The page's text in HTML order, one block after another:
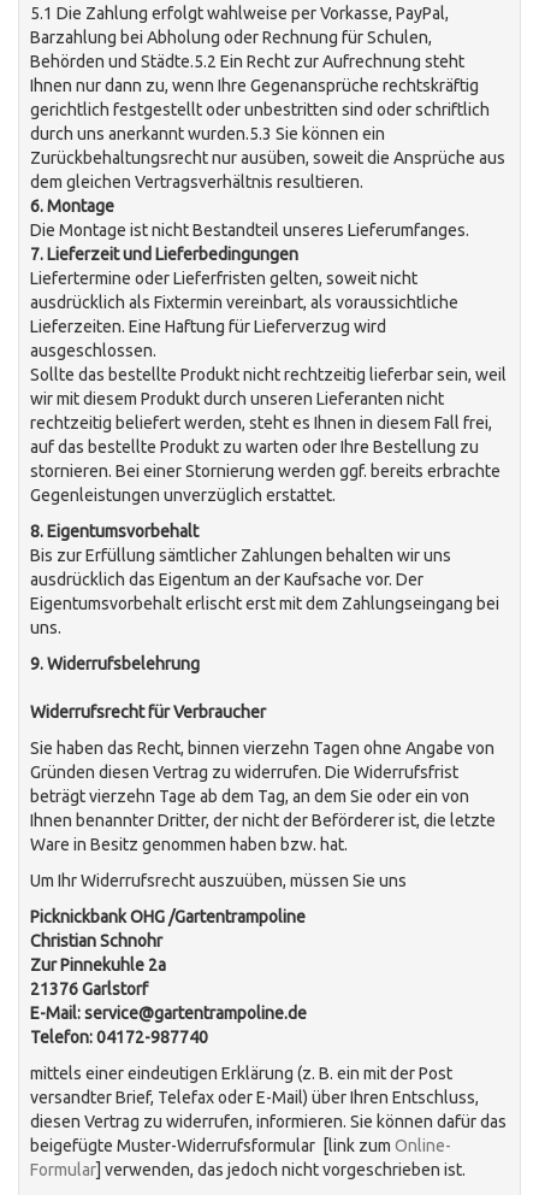
5.1 Die Zahlung erfolgt wahlweise per Vorkasse, PayPal,
Barzahlung bei Abholung oder Rechnung für Schulen,
Behörden und Städte.5.2 Ein Recht zur Aufrechnung steht
Ihnen nur dann zu, wenn Ihre Gegenansprüche rechtskräftig
gerichtlich festgestellt oder unbestritten sind oder schriftlich
durch uns anerkannt wurden.5.3 Sie können ein
Zurückbehaltungsrecht nur ausüben, soweit die Ansprüche aus
dem gleichen Vertragsverhältnis resultieren.
6. Montage
Die Montage ist nicht Bestandteil unseres Lieferumfanges.
7. Lieferzeit und Lieferbedingungen
Liefertermine oder Lieferfristen gelten, soweit nicht
ausdrücklich als Fixtermin vereinbart, als voraussichtliche
Lieferzeiten. Eine Haftung für Lieferverzug wird
ausgeschlossen.
Sollte das bestellte Produkt nicht rechtzeitig lieferbar sein, weil
wir mit diesem Produkt durch unseren Lieferanten nicht
rechtzeitig beliefert werden, steht es Ihnen in diesem Fall frei,
auf das bestellte Produkt zu warten oder Ihre Bestellung zu
stornieren. Bei einer Stornierung werden ggf. bereits erbrachte
Gegenleistungen unverzüglich erstattet.
8. Eigentumsvorbehalt
Bis zur Erfüllung sämtlicher Zahlungen behalten wir uns
ausdrücklich das Eigentum an der Kaufsache vor. Der
Eigentumsvorbehalt erlischt erst mit dem Zahlungseingang bei
uns.
9. Widerrufsbelehrung
Widerrufsrecht für Verbraucher
Sie haben das Recht, binnen vierzehn Tagen ohne Angabe von
Gründen diesen Vertrag zu widerrufen. Die Widerrufsfrist
beträgt vierzehn Tage ab dem Tag, an dem Sie oder ein von
Ihnen benannter Dritter, der nicht der Beförderer ist, die letzte
Ware in Besitz genommen haben bzw. hat.
Um Ihr Widerrufsrecht auszuüben, müssen Sie uns
Picknickbank OHG /Gartentrampoline
Christian Schnohr
Zur Pinnekuhle 2a
21376 Garlstorf
E-Mail: service@gartentrampoline.de
Telefon: 04172-987740
mittels einer eindeutigen Erklärung (z. B. ein mit der Post
versandter Brief, Telefax oder E-Mail) über Ihren Entschluss,
diesen Vertrag zu widerrufen, informieren. Sie können dafür das
beigefügte Muster-Widerrufsformular [link zum Online-
Formular] verwenden, das jedoch nicht vorgeschrieben ist.